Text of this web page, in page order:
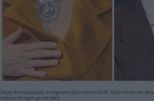
Πηγή Φωτογραφίας: instagram//Eurovision 2025: Σελίν Ντιόν και
επικρατέστεροι guest stars